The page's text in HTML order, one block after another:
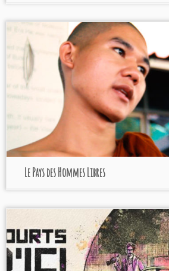
Le Pays des Hommes Libres